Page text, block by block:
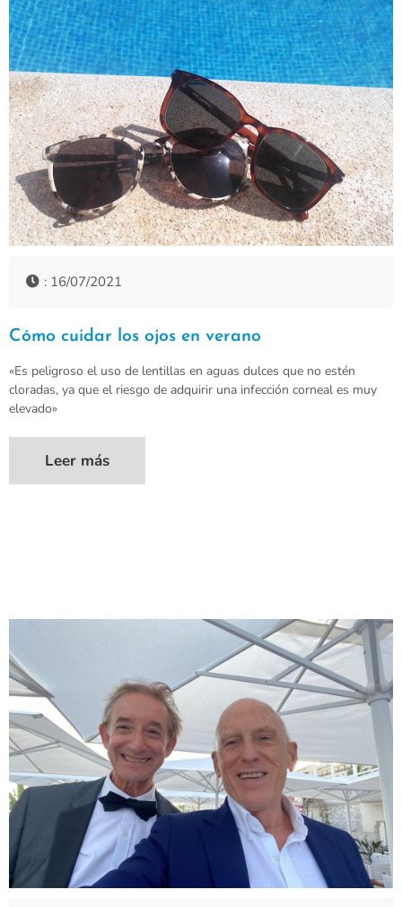
: 16/07/2021
Cómo cuidar los ojos en verano
«Es peligroso el uso de lentillas en aguas dulces que no estén
cloradas, ya que el riesgo de adquirir una infección corneal es muy
elevado»
Leer más